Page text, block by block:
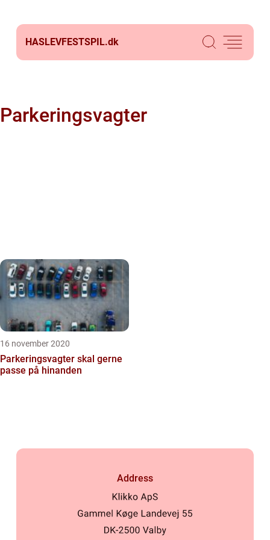
HASLEVFESTSPIL.dk
Parkeringsvagter
16 november 2020
Parkeringsvagter skal gerne
passe på hinanden
Address